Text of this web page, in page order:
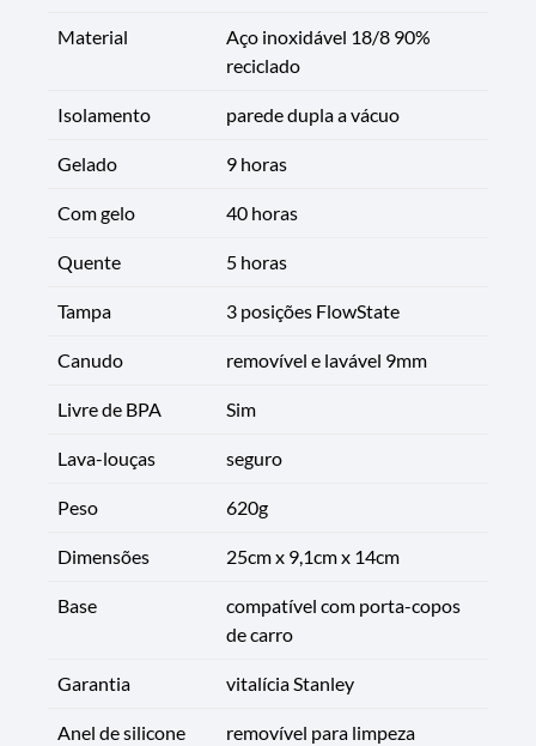
Material
Aço inoxidável 18/8 90%
reciclado
Isolamento parede dupla a vácuo
Gelado 9 horas
Com gelo 40 horas
Quente 5 horas
Tampa 3 posições FlowState
Canudo removível e lavável 9mm
Livre de BPA Sim
Lava-louças seguro
Peso 620g
Dimensões 25cm x 9,1cm x 14cm
Base
compatível com porta-copos
de carro
Garantia vitalícia Stanley
Anel de silicone removível para limpeza